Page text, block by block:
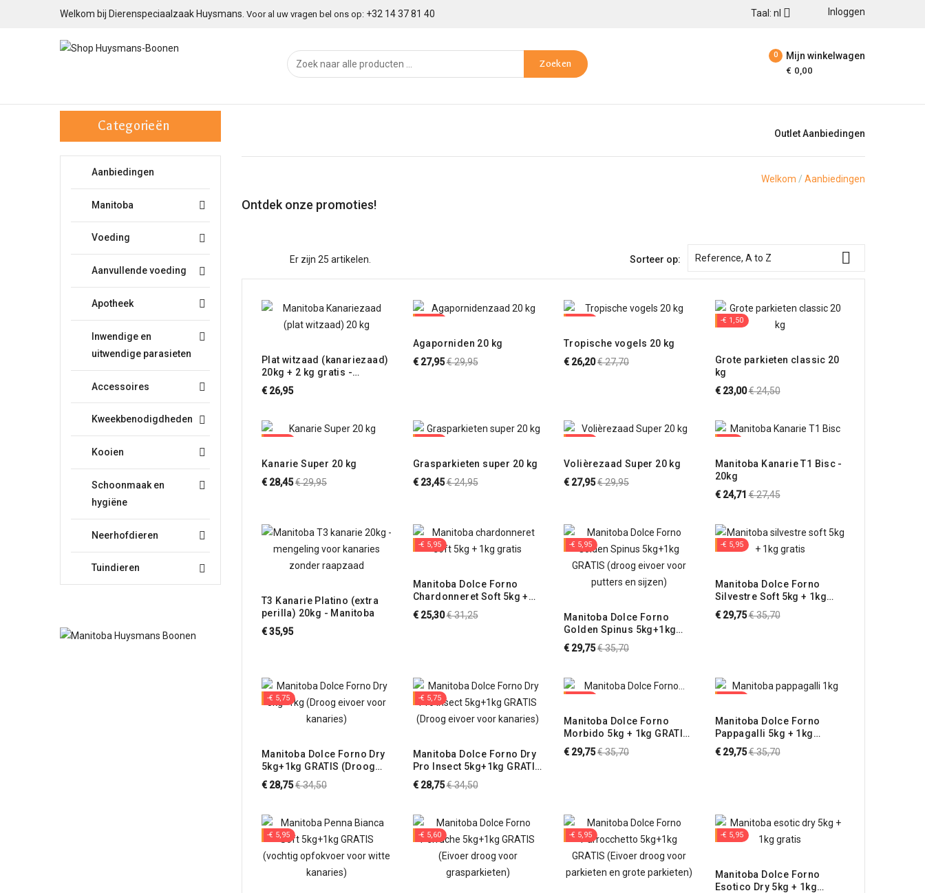
Welkom bij Dierenspeciaalzaak Huysmans. Voor al uw vragen bel ons op: +32 14 37 81 40 Inloggen
Taal: nl 
0 Mijn winkelwagen
€ 0,00
Zoeken
Categorieën
Aanbiedingen

Manitoba

Voeding

Aanvullende voeding

Apotheek

Inwendige en
uitwendige parasieten

Accessoires

Kweekbenodigdheden

Kooien

Schoonmaak en
hygiëne

Neerhofdieren

Tuindieren
Outlet Aanbiedingen
Welkom Aanbiedingen
Ontdek onze promoties!
Er zijn 25 artikelen. Sorteer op: Reference, A to Z 
Plat witzaad (kanariezaad)
20kg + 2 kg gratis -
Manitoba
€ 26,95
Agaporniden 20 kg
€ 27,95Normale
€ 29,95
Tropische vogels 20 kg
€ 26,20Normale
€ 27,70
-€ 1,50
Grote parkieten classic 20
kg
€ 23,00Normale
€ 24,50
Kanarie Super 20 kg
€ 28,45Normale
€ 29,95
Grasparkieten super 20 kg
€ 23,45Normale
€ 24,95
Volièrezaad Super 20 kg
€ 27,95Normale
€ 29,95
Manitoba Kanarie T1 Bisc -
20kg
€ 24,71 Normale
€ 27,45
T3 Kanarie Platino (extra
perilla) 20kg - Manitoba
€ 35,95
-€ 5,95
Manitoba Dolce Forno
Chardonneret Soft 5kg +
1kg GRATIS (Vochtig eivoer
voor putters en sijzen)
€ 25,30Normale
€ 31,25
-€ 5,95
Manitoba Dolce Forno
Golden Spinus 5kg+1kg
GRATIS (droog eivoer voor
putters en sijzen)
€ 29,75Normale
€ 35,70
-€ 5,95
Manitoba Dolce Forno
Silvestre Soft 5kg + 1kg
GRATIS (Eivoer voor
wildzang verrijkt met
€ 29,75Normale
€ 35,70
-€ 5,75
Manitoba Dolce Forno Dry
5kg+1kg GRATIS (Droog
eivoer voor kanaries)
€ 28,75Normale
€ 34,50
-€ 5,75
Manitoba Dolce Forno Dry
Pro Insect 5kg+1kg GRATIS
(Droog eivoer voor
kanaries)
€ 28,75Normale
€ 34,50
Manitoba Dolce Forno
Morbido 5kg + 1kg GRATIS
(Gebruiksklaar, vet eivoer
voor kanaries)
€ 29,75Normale
€ 35,70
Manitoba Dolce Forno
Pappagalli 5kg + 1kg
GRATIS (Eivoer droog voor
papegaaien)
€ 29,75Normale
€ 35,70
-€ 5,95 -€ 5,60 -€ 5,95 -€ 5,95
Manitoba Dolce Forno
Esotico Dry 5kg + 1kg